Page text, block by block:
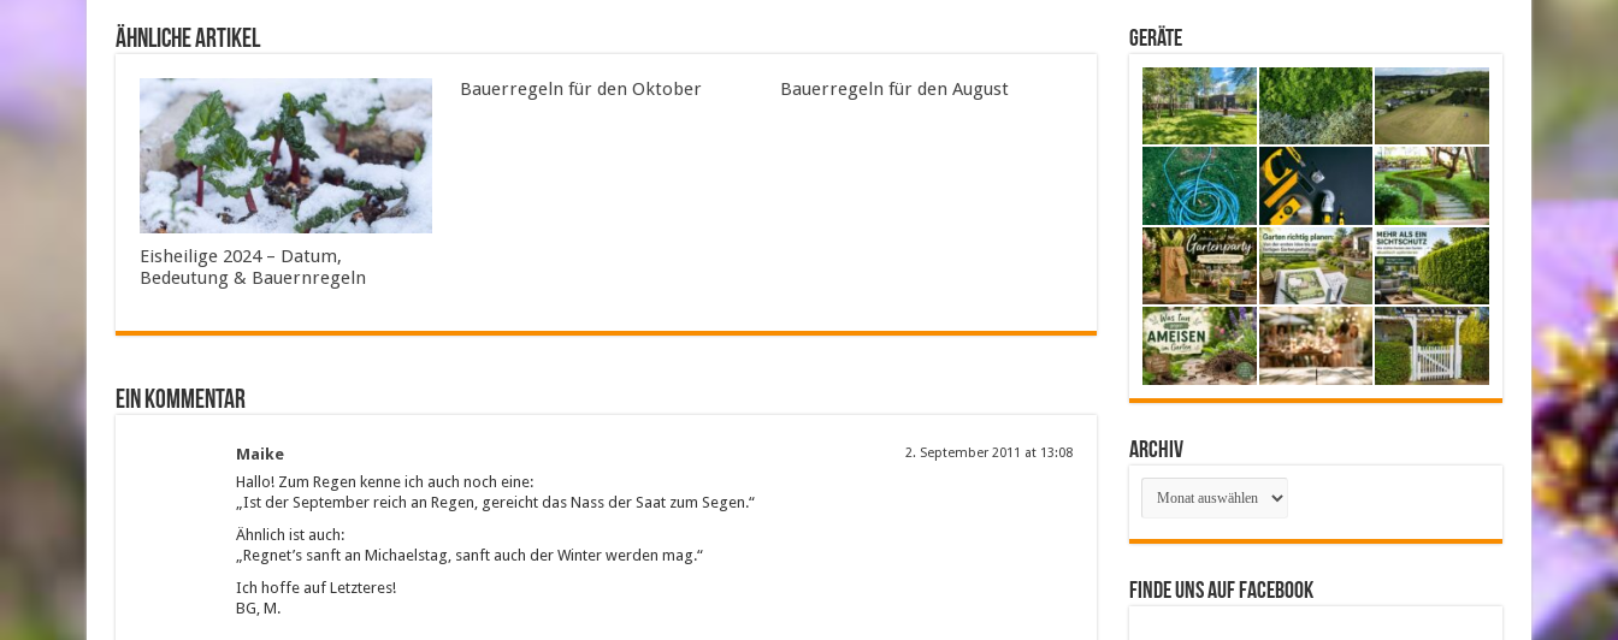
ähnliche Artikel
Eisheilige 2024 – Datum,
Bedeutung & Bauernregeln
Bauerregeln für den Oktober Bauerregeln für den August
ein Kommentar
Maike 2. September 2011 at 13:08
Hallo! Zum Regen kenne ich auch noch eine:
„Ist der September reich an Regen, gereicht das Nass der Saat zum Segen.“
Ähnlich ist auch:
„Regnet’s sanft an Michaelstag, sanft auch der Winter werden mag.“
Ich hoffe auf Letzteres!
BG, M.
Geräte
Archiv
Archiv
Finde uns auf Facebook